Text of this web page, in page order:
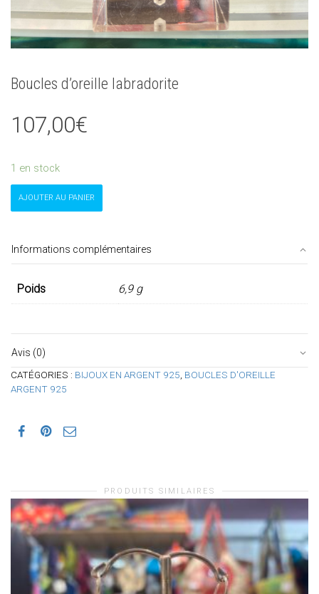
Boucles d’oreille labradorite
107,00€
1 en stock
quantité
de
labradorite
AJOUTER AU PANIER
Informations complémentaires
Poids 6,9 g
Avis (0)
CATÉGORIES : BIJOUX EN ARGENT 925 BOUCLES D'OREILLE
ARGENT 925
PRODUITS SIMILAIRES